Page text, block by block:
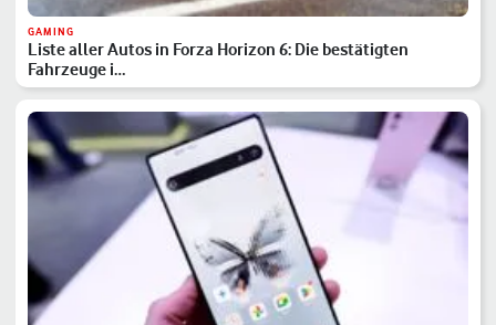
GAMING
Liste aller Autos in Forza Horizon 6: Die bestätigten
Fahrzeuge i…